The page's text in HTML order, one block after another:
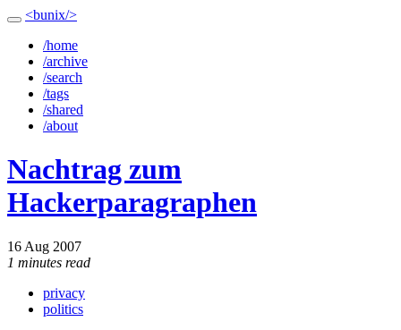
<bunix/>
/home
/archive
/search
/tags
/shared
/about
Nachtrag zum
Hackerparagraphen
16 Aug 2007
1 minutes read
privacy
politics